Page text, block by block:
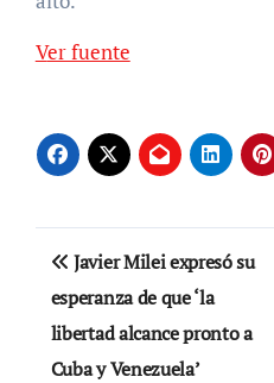
Ver fuente
Navegación
de
entradas
Javier Milei expresó su
esperanza de que ‘la
libertad alcance pronto a
Cuba y Venezuela’